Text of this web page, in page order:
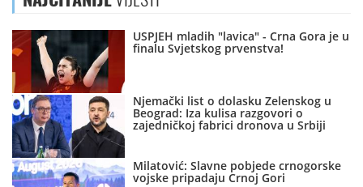
USPJEH mladih "lavica" - Crna Gora je u
finalu Svjetskog prvenstva!
Njemački list o dolasku Zelenskog u
Beograd: Iza kulisa razgovori o
zajedničkoj fabrici dronova u Srbiji
Milatović: Slavne pobjede crnogorske
vojske pripadaju Crnoj Gori